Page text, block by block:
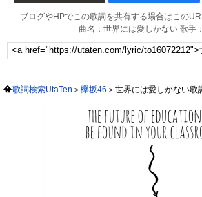
ブログやHPでこの歌詞を共有する場合はこの
曲名：世界には愛しかない 歌手
歌詞検索UtaTen 欅坂46 世界には愛しかない歌